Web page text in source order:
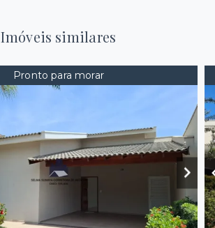
Imóveis similares
Pronto para morar